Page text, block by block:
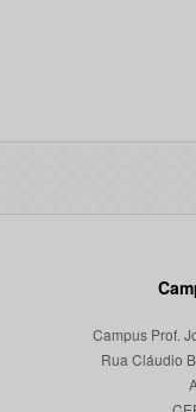
Campus Prof.
Rua Cláudio